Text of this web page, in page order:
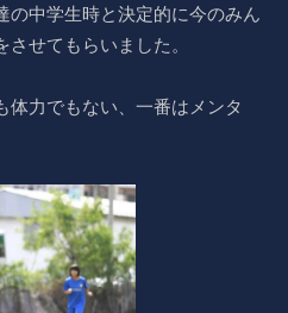
の中学生時と決定的に今のみん
せてもらいました。
体力でもない、一番はメンタ